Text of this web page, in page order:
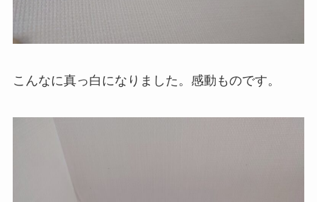
こんなに真っ白になりました。感動ものです。